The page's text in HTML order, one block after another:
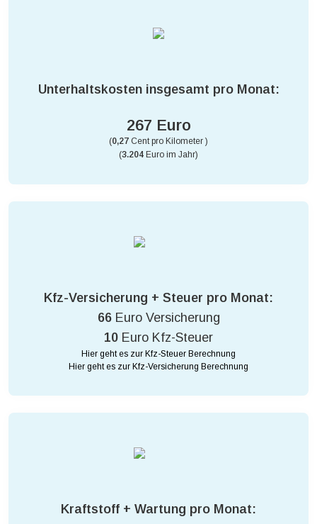
Unterhaltskosten insgesamt pro Monat:
267 Euro
(0,27 Cent pro Kilometer )
(3.204 Euro im Jahr)
Kfz-Versicherung + Steuer pro Monat:
66 Euro Versicherung
10 Euro Kfz-Steuer
Hier geht es zur Kfz-Steuer Berechnung
Hier geht es zur Kfz-Versicherung Berechnung
Kraftstoff + Wartung pro Monat: